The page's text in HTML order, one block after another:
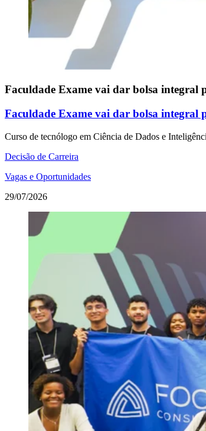
Faculdade Exame vai dar bolsa integral
Faculdade Exame vai dar bolsa integral
Curso de tecnólogo em Ciência de Dados e
Decisão de Carreira
Vagas e Oportunidades
29/07/2026